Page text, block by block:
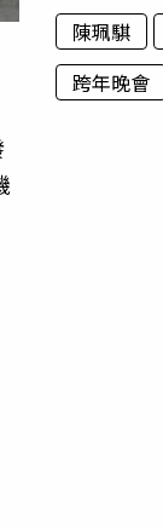
陳珮騏
跨年晚會